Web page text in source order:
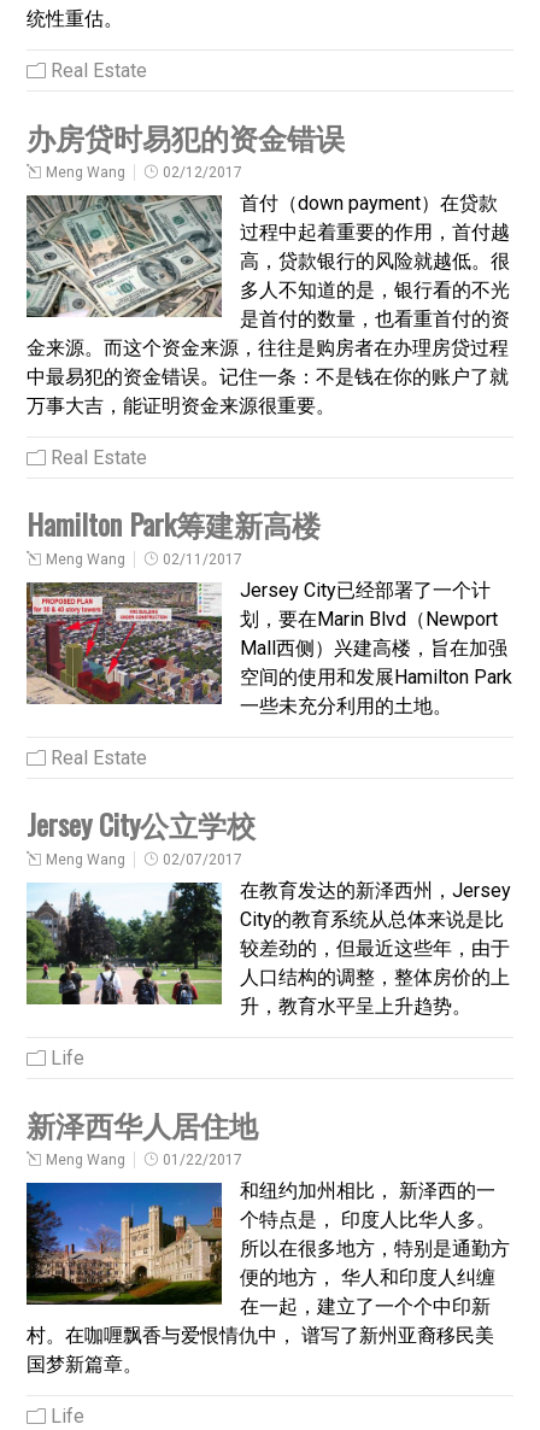
统性重估。
Real Estate
办房贷时易犯的资金错误
Meng Wang 02/12/2017
首付（down payment）在贷款
过程中起着重要的作用，首付越
高，贷款银行的风险就越低。很
多人不知道的是，银行看的不光
是首付的数量，也看重首付的资
金来源。而这个资金来源，往往是购房者在办理房贷过程
中最易犯的资金错误。记住一条：不是钱在你的账户了就
万事大吉，能证明资金来源很重要。
Real Estate
Hamilton Park筹建新高楼
Meng Wang 02/11/2017
Jersey City已经部署了一个计
划，要在Marin Blvd（Newport
Mall西侧）兴建高楼，旨在加强
空间的使用和发展Hamilton Park
一些未充分利用的土地。
Real Estate
Jersey City公立学校
Meng Wang 02/07/2017
在教育发达的新泽西州，Jersey
City的教育系统从总体来说是比
较差劲的，但最近这些年，由于
人口结构的调整，整体房价的上
升，教育水平呈上升趋势。
Life
新泽西华人居住地
Meng Wang 01/22/2017
和纽约加州相比， 新泽西的一
个特点是， 印度人比华人多。
所以在很多地方，特别是通勤方
便的地方， 华人和印度人纠缠
在一起，建立了一个个中印新
村。在咖喱飘香与爱恨情仇中， 谱写了新州亚裔移民美
国梦新篇章。
Life